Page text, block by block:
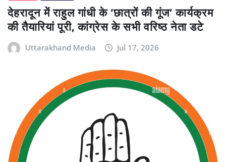
देहरादून में राहुल गांधी के ‘छात्रों की गूंज’ कार्यक्रम
की तैयारियां पूरी, कांग्रेस के सभी वरिष्ठ नेता डटे
Uttarakhand Media Jul 17, 2026